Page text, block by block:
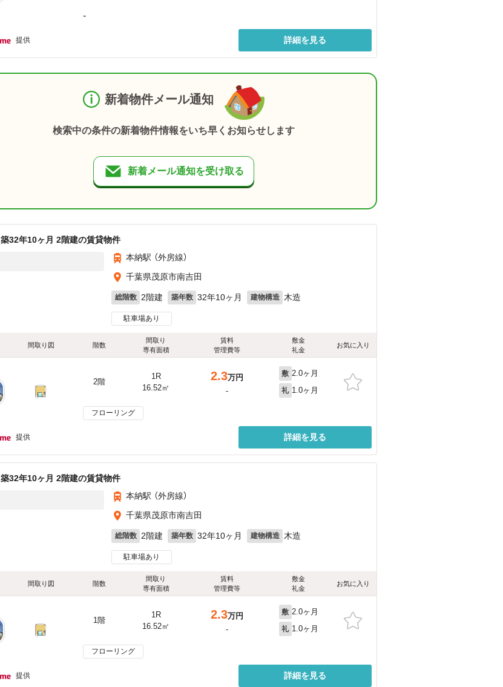
-
提供 詳細を見る
新着物件メール通知
検索中の条件の新着物件情報をいち早くお知らせします
新着メール通知を受け取る
築32年10ヶ月 2階建の賃貸物件
本納駅 （外房線）
千葉県茂原市南吉田
総階数 2階建 築年数 32年10ヶ月 建物構造 木造
駐車場あり
間取り図 階数
間取り
専有面積
賃料
管理費等
敷金
礼金
お気に入り
2階
1R
16.52㎡
2.3万円
-
敷 2.0ヶ月
礼 1.0ヶ月
フローリング
提供 詳細を見る
築32年10ヶ月 2階建の賃貸物件
本納駅 （外房線）
千葉県茂原市南吉田
総階数 2階建 築年数 32年10ヶ月 建物構造 木造
駐車場あり
間取り図 階数
間取り
専有面積
賃料
管理費等
敷金
礼金
お気に入り
1階
1R
16.52㎡
2.3万円
-
敷 2.0ヶ月
礼 1.0ヶ月
フローリング
提供 詳細を見る